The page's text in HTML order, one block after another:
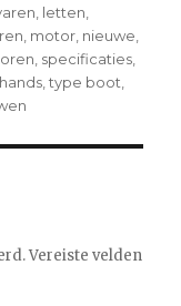
letten
motor nieuwe
specificaties
,type boot
Vereiste velden